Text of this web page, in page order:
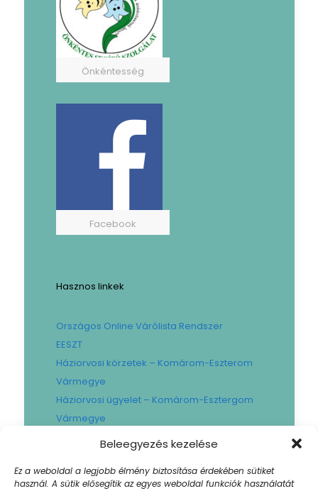
Beleegyezés kezelése
Ez a weboldal a legjobb élmény biztosítása érdekében sütiket
használ. A sütik elősegítik az egyes weboldal funkciók használatát
Önkéntesség
Facebook
Hasznos linkek
Országos Online Várólista Rendszer
EESZT
Háziorvosi körzetek – Komárom-Eszterom
Vármegye
Háziorvosi ügyelet – Komárom-Esztergom
Vármegye
Gyógyszertári ügyelet – Komárom-
Városi Fogászat